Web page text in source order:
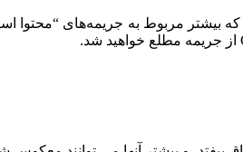
زیادی جریمه دستی را که بیشتر مربوط به